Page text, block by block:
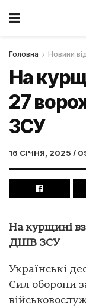
Головна Новини
На
27
ЗСУ
16 СІЧНЯ, 2025 /
На курщині
ДШВ ЗСУ
Українські
Сил оборони